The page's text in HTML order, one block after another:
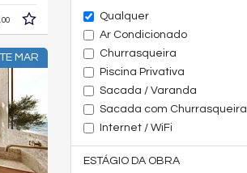
Qualquer
Ar Condicionado
Churrasqueira
Piscina Privativa
Sacada / Varanda
Sacada com Churrasqueira
Internet / WiFi
ESTÁGIO DA OBRA
00
MAR